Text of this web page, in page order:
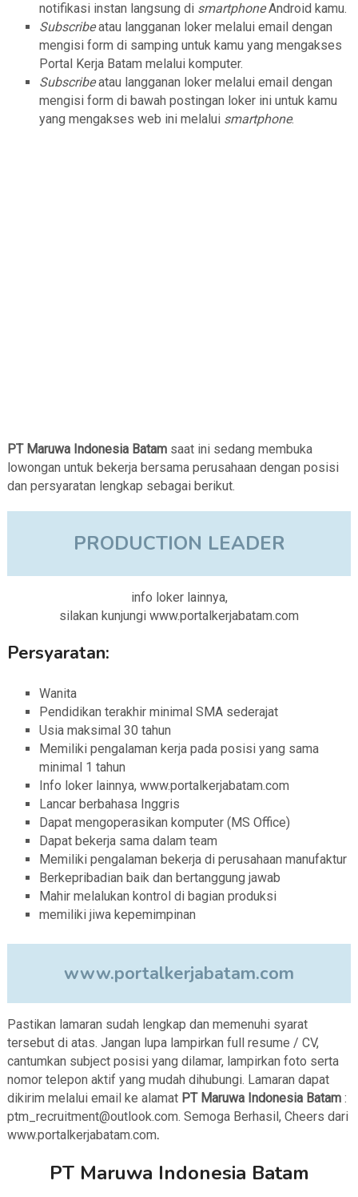
notifikasi instan langsung di smartphoneAndroid kamu.
Subscribeatau langganan loker melalui email dengan
mengisi form di samping untuk kamu yang mengakses
Portal Kerja Batam melalui komputer.
Subscribeatau langganan loker melalui email dengan
mengisi form di bawah postingan loker ini untuk kamu
yang mengakses web ini melalui smartphone.
PT Maruwa Indonesia Batam saat ini sedang membuka
lowongan untuk bekerja bersama perusahaan dengan posisi
dan persyaratan lengkap sebagai berikut.
PRODUCTION LEADER
info loker lainnya,
silakan kunjungi www.portalkerjabatam.com
Persyaratan:
Wanita
Pendidikan terakhir minimal SMA sederajat
Usia maksimal 30 tahun
Memiliki pengalaman kerja pada posisi yang sama
minimal 1 tahun
Info loker lainnya, www.portalkerjabatam.com
Lancar berbahasa Inggris
Dapat mengoperasikan komputer (MS Office)
Dapat bekerja sama dalam team
Memiliki pengalaman bekerja di perusahaan manufaktur
Berkepribadian baik dan bertanggung jawab
Mahir melalukan kontrol di bagian produksi
memiliki jiwa kepemimpinan
www.portalkerjabatam.com
Pastikan lamaran sudah lengkap dan memenuhi syarat
tersebut di atas. Jangan lupa lampirkan full resume / CV,
cantumkan subject posisi yang dilamar, lampirkan foto serta
nomor telepon aktif yang mudah dihubungi. Lamaran dapat
dikirim melalui email ke alamat PT Maruwa Indonesia Batam:
ptm_recruitment@outlook.com. Semoga Berhasil, Cheers dari
www.portalkerjabatam.com.
PT Maruwa Indonesia Batam